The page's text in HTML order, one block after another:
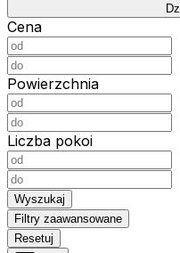
Cena
Powierzchnia
Liczba pokoi
Wyszukaj
Filtry zaawansowane
Resetuj